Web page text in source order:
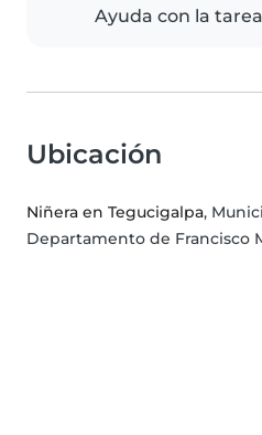
Ayuda con la tarea
Ubicación
Niñera en Tegucigalpa,
Departamento de Francisco